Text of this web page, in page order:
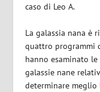
caso di Leo A.
La galassia nana è
quattro programmi
hanno esaminato
galassie nane
determinare meglio